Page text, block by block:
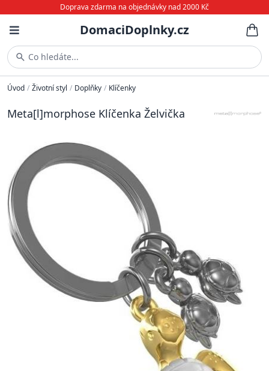
Doprava zdarma na objednávky nad 2000 Kč
DomaciDoplnky.cz
Co hledáte...
Úvod / Životní styl / Doplňky / Klíčenky
Meta[l]morphose Klíčenka Želvička